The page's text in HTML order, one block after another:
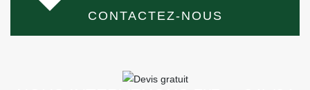
CONTACTEZ-NOUS